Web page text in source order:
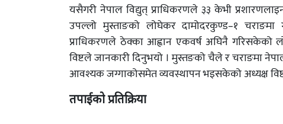
यसैगरी नेपाल विद्युत् प्राधिकरणले ३३ केभी
उपल्लो मुस्ताङको लोघेकर दामोदरकुण्ड–१
प्राधिकरणले ठेक्का आह्वान एकवर्ष अघिनै गरिसकेको
विष्टले जानकारी दिनुभयो । मुस्तङको चैले र चराङमा
आवश्यक जग्गाकोसमेत व्यवस्थापन भइसकेको अध्यक्ष
तपाईको प्रतिक्रिया